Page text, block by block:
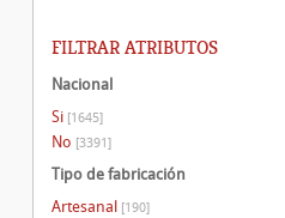
FILTRAR ATRIBUTOS
Nacional
Si [1645]
No [3391]
Tipo de fabricación
Artesanal [190]